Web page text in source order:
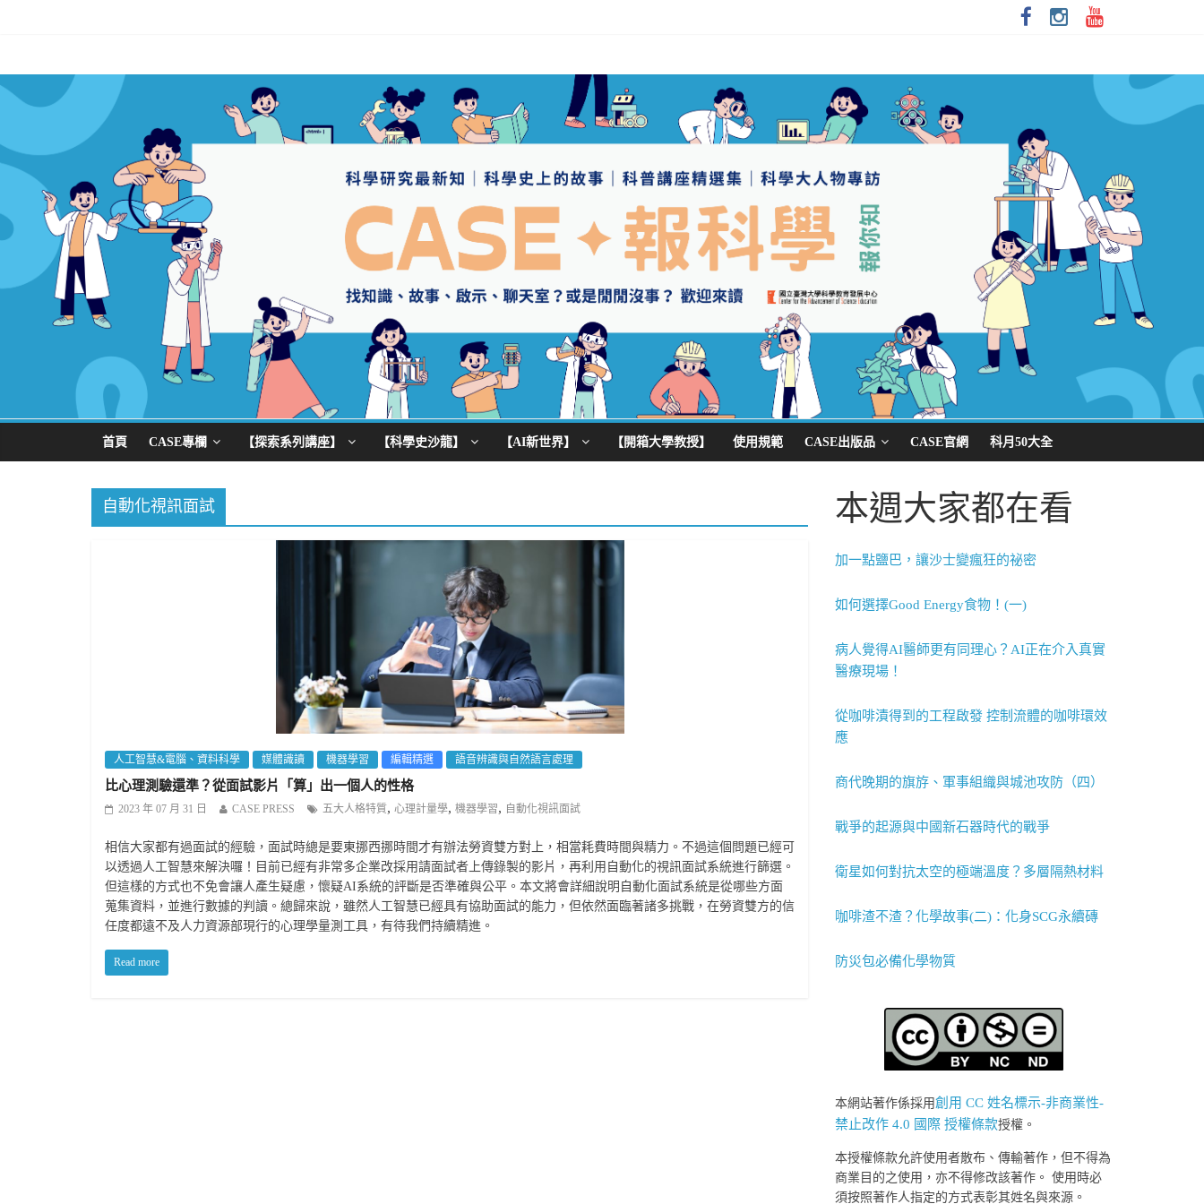
首頁 CASE專欄 【探索系列講座】 【科學史沙龍】 【AI新世界】 【開箱大學教授】 使用規範 CASE出版品 CASE官網 科月50大全
自動化視訊面試
人工智慧&電腦、資料科學 媒體識讀 機器學習 編輯精選 語音辨識與自然語言處理
比心理測驗還準？從面試影片「算」出一個人的性格
2023 年 07 月 31 日 CASE PRESS 五大人格特質, 心理計量學, 機器學習, 自動化視訊面試
相信大家都有過面試的經驗，面試時總是要東挪西挪時間才有辦法勞資雙方對上，相當耗費時間與精力。不過這個問題已經可
以透過人工智慧來解決囉！目前已經有非常多企業改採用請面試者上傳錄製的影片，再利用自動化的視訊面試系統進行篩選。
但這樣的方式也不免會讓人產生疑慮，懷疑AI系統的評斷是否準確與公平。本文將會詳細說明自動化面試系統是從哪些方面
蒐集資料，並進行數據的判讀。總歸來說，雖然人工智慧已經具有協助面試的能力，但依然面臨著諸多挑戰，在勞資雙方的信
任度都遠不及人力資源部現行的心理學量測工具，有待我們持續精進。
Read more
本週大家都在看
加一點鹽巴，讓沙士變瘋狂的祕密
如何選擇Good Energy食物！(一)
病人覺得AI醫師更有同理心？AI正在介入真實
醫療現場！
從咖啡漬得到的工程啟發 控制流體的咖啡環效
應
商代晚期的旗斿、軍事組織與城池攻防（四）
戰爭的起源與中國新石器時代的戰爭
衛星如何對抗太空的極端溫度？多層隔熱材料
咖啡渣不渣？化學故事(二)：化身SCG永續磚
防災包必備化學物質
本網站著作係採用創用 CC 姓名標示-非商業性-
禁止改作 4.0 國際 授權條款授權。
本授權條款允許使用者散布、傳輸著作，但不得為
商業目的之使用，亦不得修改該著作。 使用時必
須按照著作人指定的方式表彰其姓名與來源。